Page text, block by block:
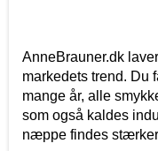
AnneBrauner.dk
markedets trend. Du
mange år, alle
som også kaldes
næppe findes